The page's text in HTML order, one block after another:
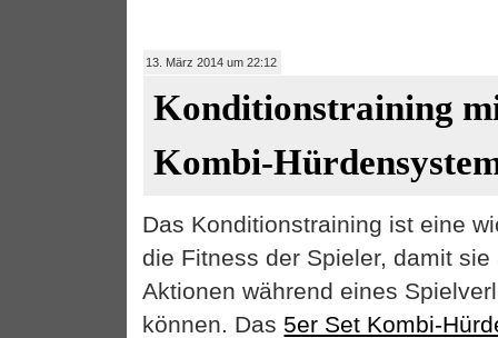
13. März 2014 um 22:12
Konditionstraining
Kombi-
Das Konditionstraining ist eine
die Fitness der Spieler, damit
Aktionen während eines
können. Das 5er Set Kombi-